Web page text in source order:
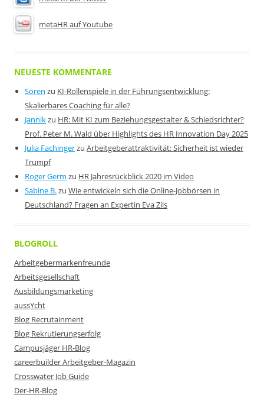
metaHR auf Youtube
NEUESTE KOMMENTARE
Sören zu KI-Rollenspiele in der Führungsentwicklung:
Skalierbares Coaching für alle?
Jannikzu HR: Mit KI zum Beziehungsgestalter & Schiedsrichter?
Prof. Peter M. Wald über Highlights des HR Innovation Day 2025
Julia Fachingerzu Arbeitgeberattraktivität: Sicherheit ist wieder
Trumpf
Roger Germ zu HR Jahresrückblick 2020 im Video
Sabine B.zu Wie entwickeln sich die Online-Jobbörsen in
Deutschland? Fragen an Expertin Eva Zils
BLOGROLL
Arbeitgebermarkenfreunde
Arbeitsgesellschaft
Ausbildungsmarketing
aussYcht
Blog Recrutainment
Blog Rekrutierungserfolg
Campusjäger HR-Blog
careerbuilder Arbeitgeber-Magazin
Crosswater Job Guide
Der-HR-Blog